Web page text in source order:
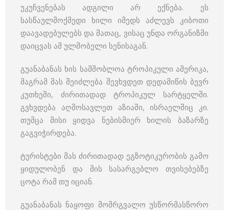
უკუჩვენებას ადგილი არ ექნება. ეს
სასწაულმოქმედი ხილი იმედს აძლევს კიბოთი
დაავადებულებს და მათაც, ვისაც უნდა ორგანიზმი
დაიცვას ამ ულმობელი სენისაგან.
გუანაბანას ხის სამშობლოა ტროპიკული ამერიკა,
მაგრამ მას შეიძლება შევხვდეთ დედამიწის ბევრ
კუთხეში, ძირითადად ტროპიკულ სარტყელში.
გვხვდება აღმოსავლეთ აზიაში, ისრაელშიც კი.
თუმცა მისი ყიდვა ნებისმიერ ხილის ბაზარზე
გაგვიჭირდება.
ტურისტები მას ძირითადად ეგზოტიკურობის გამო
ყიდულობენ და მის სასარგებლო თვისებებზე
ცოტა რამ თუ იციან.
გუანაბანას ნაყოფი მომრგვალო უსწორმასწორო